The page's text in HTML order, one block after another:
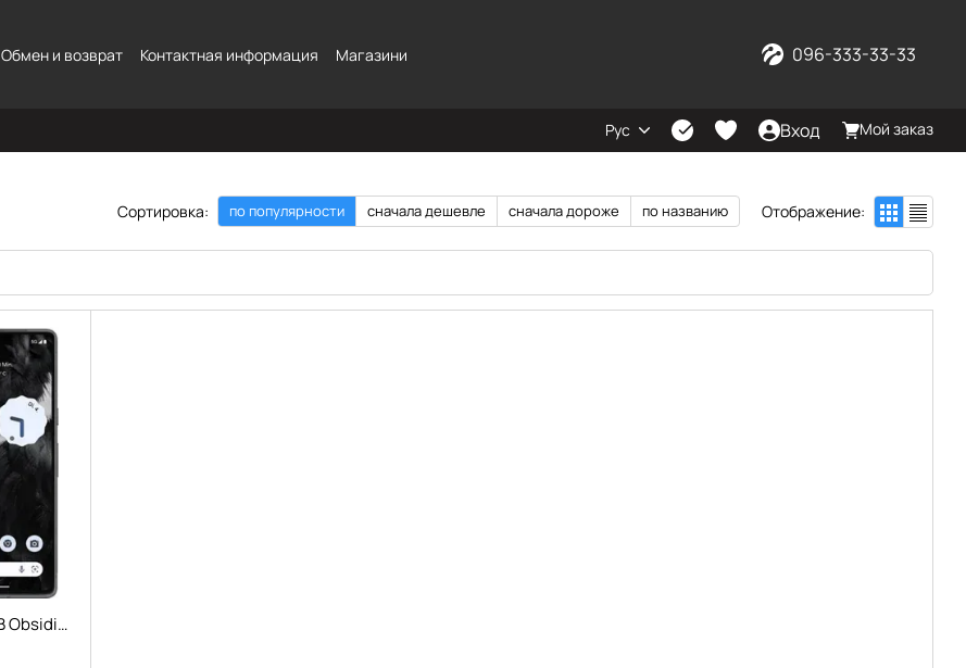
Обмен и возврат Контактная информация Магазини 096-333-33-33
Рус Вход Мой заказ
Сортировка: по популярности сначала дешевле сначала дороже по названию Отображение:
Google Pixel 7 8/256GB Obsidian